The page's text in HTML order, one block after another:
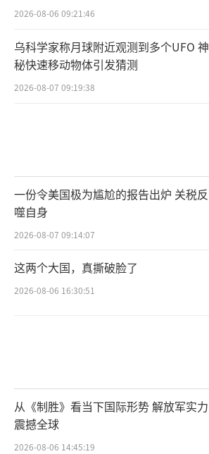
2026-08-06 09:21:46
乌科学家称月球附近观测到多个UFO 神
秘快速移动物体引发猜测
2026-08-07 09:19:38
一份令美国极为尴尬的报告出炉 关税反
噬自身
2026-08-07 09:14:07
这两个大国，真撕破脸了
2026-08-06 16:30:51
从《制胜》看当下国际形势 解放军实力
震撼全球
2026-08-06 14:45:19